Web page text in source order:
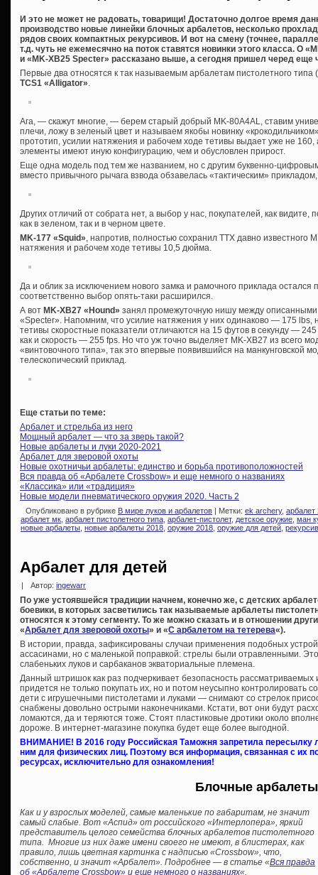
И это не может не радовать, товарищи! Достаточно долгое время
производство новые линейки блочных арбалетов, несколько
рядов своих компактных рекурсивов. И вот на смену (точнее,
т.д. чуть не ежемесячно на поток ставятся новинки этого класса. О
и «MK-XB25 Specter» рассказано выше, а сегодня пришел черед еще
Первые два относятся к так называемым арбалетам пистолетного типа
TCS1 «Alligator».
Ага, — скажут многие, — берем старый добрый MK-80A4AL, ставим
плечи, ложу в зеленый цвет и называем якобы новинку
прототип, усилии натяжения и рабочем ходе тетивы выдает уже не 160,
элементы имеют иную конфигурацию, чем и обусловлен прирост.
Еще одна модель под тем же названием, но с другим буквенно-
вместо привычного рычага взвода обзавелась «тактическим»
Других отличий от собрата нет, а выбор у нас, покупателей, как
как в зеленом, так и в черном цвете.
MK-177 «Squid», напротив, полностью сохранил ТТХ давно
натяжения и рабочем ходе тетивы 10,5 дюйма.
Да и облик за исключением нового замка и рамочного приклада
соответственно выбор опять-таки расширился.
А вот MK-XB27 «Hound» занял промежуточную нишу между
«Specter». Напомним, что усилие натяжения у них одинаково — 175 lbs,
тетивы скоростные показатели отличаются на 15 футов в секунду —
как и скорость — 255 fps. Но что уж точно выделяет MK-XB27 из всего
«винтовочного типа», так это впервые появившийся на манкунговской
телескопический приклад.
Еще статьи по теме:
Арбалет и стрельба из него
Мощный арбалет — что за зверь такой?
Новые арбалеты и луки 2020-2021
Арбалет для зверовой охоты
Новые охотничьи арбалеты: единство и борьба противоположностей
Вся правда об «Арбалете Crossbow» и еще немного о названиях
«Классика» или «традиция»
Новые модели пневматического оружия 2020. Часть 2
Опубликовано в рубрике В мире луков и арбалетов | Метки: ek archery, арбалет
арбалет мк, арбалет пистолетного типа, арбалет-пистолет, детское оружие, ман
новые арбалеты, новые арбалеты 2018, оружие 2018, оружие для детей,
Арбалет для детей
| Автор: ingewarr
По уже устоявшейся традиции начнем, конечно же, с детских
боевики, в которых засветились так называемые арбалеты
относятся к этому сегменту. То же можно сказать и в отношении
«Арбалет для зверовой охоты» и «С арбалетом на тетерева«).
В истории, правда, зафиксированы случаи применения подобных
ассасинами, но с маленькой поправкой: стрелы были отравленными.
слабеньких луков и сарбаканов экваториальные племена.
Данный штришок как раз подчеркивает безопасность рассматриваемых
придется не только покупать их, но и потом неусыпно контролировать
дети с игрушечными пистолетами и луками — снимают со стрелок
снабжены довольно острыми наконечниками. Кстати, вот они будут
ломаются, да и теряются тоже. Стоят пластиковые дротики около
дороже. В интернет-магазине покупка будет еще более выгодной.
ВНИМАНИЕ! В 2016 году Российская Таможня запретила пересылку
ним для физических лиц. Поэтому вся информация, связанная с
ресурсах, исключительно для ознакомления!
Блочные арбалеты
Как и у взрослых моделей, самые маленькие по габаритам, не значит
самый слабые. Вот «Аспид» от российского «Интерлопера», яркий
представитель целого семейства блочных арбалетов пистолетного
типа. Многие из них даже имени своего не имеют, в блистерах, как
правило, лишь цветная картинка с надписью «Crossbow», что,
собственно, и значит «Арбалет». Подробнее — в статье «Вся правда
об «Арбалете Crossbow» и еще немного о названиях«.